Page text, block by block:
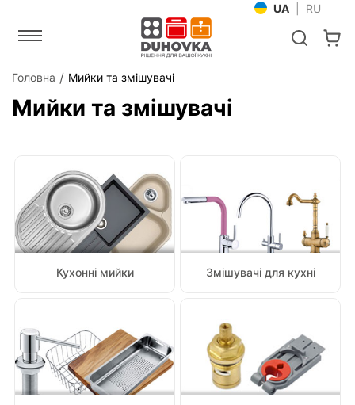
UA RU
Головна Мийки та змішувачі
Мийки та змішувачі
Кухонні мийки Змішувачі для кухні